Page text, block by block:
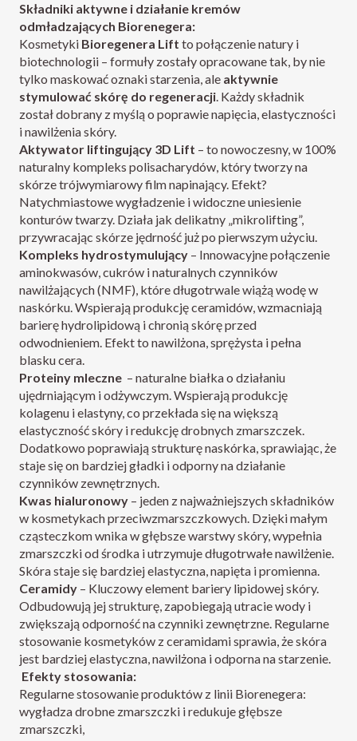
Składniki aktywne i działanie kremów
odmładzających Biorenegera:
Kosmetyki Bioregenera Lift to połączenie natury i
biotechnologii – formuły zostały opracowane tak, by nie
tylko maskować oznaki starzenia, ale aktywnie
stymulować skórę do regeneracji. Każdy składnik
został dobrany z myślą o poprawie napięcia, elastyczności
i nawilżenia skóry.
Aktywator liftingujący 3D Lift – to nowoczesny, w 100%
naturalny kompleks polisacharydów, który tworzy na
skórze trójwymiarowy film napinający. Efekt?
Natychmiastowe wygładzenie i widoczne uniesienie
konturów twarzy. Działa jak delikatny „mikrolifting”,
przywracając skórze jędrność już po pierwszym użyciu.
Kompleks hydrostymulujący – Innowacyjne połączenie
aminokwasów, cukrów i naturalnych czynników
nawilżających (NMF), które długotrwale wiążą wodę w
naskórku. Wspierają produkcję ceramidów, wzmacniają
barierę hydrolipidową i chronią skórę przed
odwodnieniem. Efekt to nawilżona, sprężysta i pełna
blasku cera.
Proteiny mleczne – naturalne białka o działaniu
ujędrniającym i odżywczym. Wspierają produkcję
kolagenu i elastyny, co przekłada się na większą
elastyczność skóry i redukcję drobnych zmarszczek.
Dodatkowo poprawiają strukturę naskórka, sprawiając, że
staje się on bardziej gładki i odporny na działanie
czynników zewnętrznych.
Kwas hialuronowy – jeden z najważniejszych składników
w kosmetykach przeciwzmarszczkowych. Dzięki małym
cząsteczkom wnika w głębsze warstwy skóry, wypełnia
zmarszczki od środka i utrzymuje długotrwałe nawilżenie.
Skóra staje się bardziej elastyczna, napięta i promienna.
Ceramidy – Kluczowy element bariery lipidowej skóry.
Odbudowują jej strukturę, zapobiegają utracie wody i
zwiększają odporność na czynniki zewnętrzne. Regularne
stosowanie kosmetyków z ceramidami sprawia, że skóra
jest bardziej elastyczna, nawilżona i odporna na starzenie.
Efekty stosowania:
Regularne stosowanie produktów z linii Biorenegera:
wygładza drobne zmarszczki i redukuje głębsze
zmarszczki,